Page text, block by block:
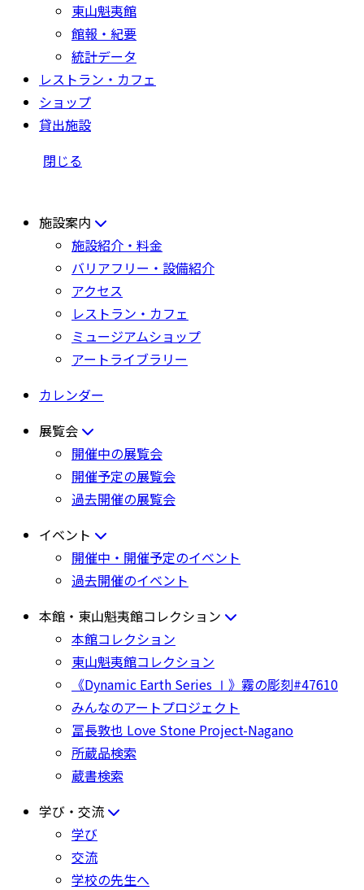
東山魁夷館
館報・紀要
統計データ
レストラン・カフェ
ショップ
貸出施設
閉じる
施設案内
施設紹介・料金
バリアフリー・設備紹介
アクセス
レストラン・カフェ
ミュージアムショップ
アートライブラリー
カレンダー
展覧会
開催中の展覧会
開催予定の展覧会
過去開催の展覧会
イベント
開催中・開催予定のイベント
過去開催のイベント
本館・東山魁夷館コレクション
本館コレクション
東山魁夷館コレクション
《Dynamic Earth Series Ⅰ》霧の彫刻#47610
みんなのアートプロジェクト
冨長敦也 Love Stone Project-Nagano
所蔵品検索
蔵書検索
学び・交流
学び
交流
学校の先生へ